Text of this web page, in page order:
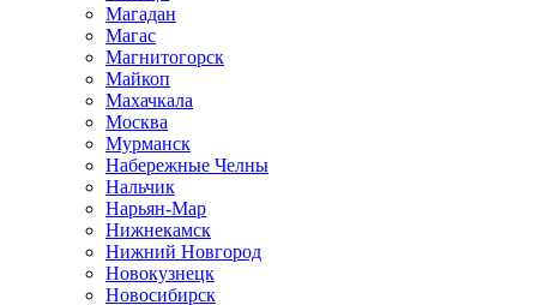
Магадан
Магас
Магнитогорск
Майкоп
Махачкала
Москва
Мурманск
Набережные Челны
Нальчик
Нарьян-Мар
Нижнекамск
Нижний Новгород
Новокузнецк
Новосибирск